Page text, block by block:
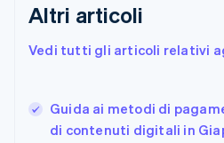
Altri articoli
Vedi tutti gli articoli relativi
Guida ai metodi di
di contenuti digitali in
EnglishSvenska
FrançaisEnglish
Giappone
日本語English